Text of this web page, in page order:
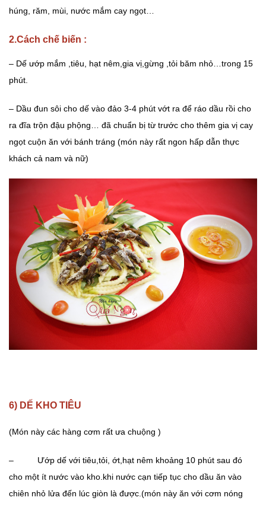
húng, răm, mùi, nước mắm cay ngọt…
2.Cách chế biến :
– Dế ướp mắm ,tiêu, hạt nêm,gia vị,gừng ,tỏi băm nhỏ…trong 15
phút.
– Dầu đun sôi cho dế vào đảo 3-4 phút vớt ra để ráo dầu rồi cho
ra đĩa trộn đậu phộng… đã chuẩn bị từ trước cho thêm gia vị cay
ngọt cuộn ăn với bánh tráng (món này rất ngon hấp dẫn thực
khách cả nam và nữ)
6) DẾ KHO TIÊU
(Món này các hàng cơm rất ưa chuộng )
– Ướp dế với tiêu,tỏi, ớt,hạt nêm khoảng 10 phút sau đó
cho một ít nước vào kho.khi nước cạn tiếp tục cho dầu ăn vào
chiên nhỏ lửa đến lúc giòn là được.(món này ăn với cơm nóng